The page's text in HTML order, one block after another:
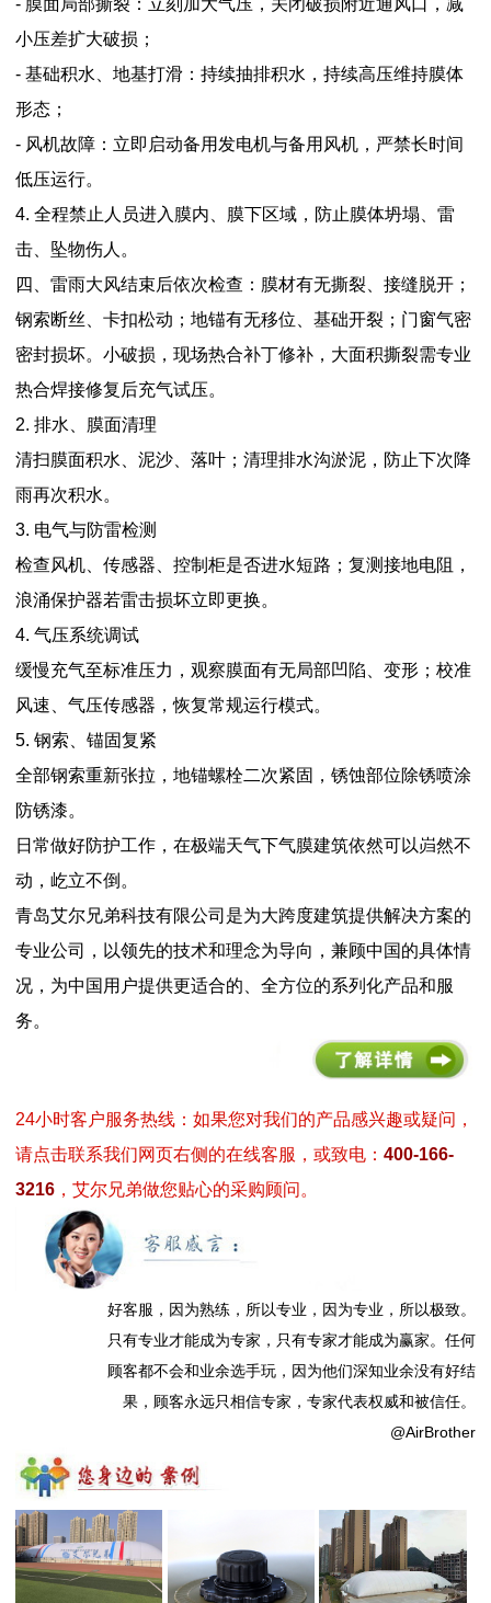
- 膜面局部撕裂：立刻加大气压，关闭破损附近通风口，减
小压差扩大破损；
- 基础积水、地基打滑：持续抽排积水，持续高压维持膜体
形态；
- 风机故障：立即启动备用发电机与备用风机，严禁长时间
低压运行。
4. 全程禁止人员进入膜内、膜下区域，防止膜体坍塌、雷
击、坠物伤人。
四、雷雨大风结束后依次检查：膜材有无撕裂、接缝脱开；
钢索断丝、卡扣松动；地锚有无移位、基础开裂；门窗气密
密封损坏。小破损，现场热合补丁修补，大面积撕裂需专业
热合焊接修复后充气试压。
2. 排水、膜面清理
清扫膜面积水、泥沙、落叶；清理排水沟淤泥，防止下次降
雨再次积水。
3. 电气与防雷检测
检查风机、传感器、控制柜是否进水短路；复测接地电阻，
浪涌保护器若雷击损坏立即更换。
4. 气压系统调试
缓慢充气至标准压力，观察膜面有无局部凹陷、变形；校准
风速、气压传感器，恢复常规运行模式。
5. 钢索、锚固复紧
全部钢索重新张拉，地锚螺栓二次紧固，锈蚀部位除锈喷涂
防锈漆。
日常做好防护工作，在极端天气下气膜建筑依然可以岿然不
动，屹立不倒。
青岛艾尔兄弟科技有限公司是为大跨度建筑提供解决方案的
专业公司，以领先的技术和理念为导向，兼顾中国的具体情
况，为中国用户提供更适合的、全方位的系列化产品和服
务。
24小时客户服务热线：如果您对我们的产品感兴趣或疑问，
请点击联系我们网页右侧的在线客服，或致电： 400-166-
3216 ，艾尔兄弟做您贴心的采购顾问。
好客服，因为熟练，所以专业，因为专业，所以极致。
只有专业才能成为专家，只有专家才能成为赢家。任何
顾客都不会和业余选手玩，因为他们深知业余没有好结
果，顾客永远只相信专家，专家代表权威和被信任。
@AirBrother